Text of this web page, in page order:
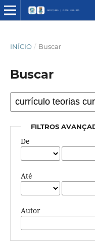
INÍCIO / Buscar
Buscar
FILTROS
De
Até
Autor